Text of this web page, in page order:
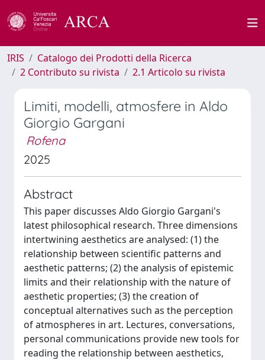
IRIS
Catalogo dei Prodotti della Ricerca
2 Contributo su rivista
2.1 Articolo su rivista
Limiti, modelli, atmosfere in Aldo
Giorgio Gargani
Rofena
2025
Abstract
This paper discusses Aldo Giorgio Gargani's
latest philosophical research. Three dimensions
intertwining aesthetics are analysed: (1) the
relationship between scientific patterns and
aesthetic patterns; (2) the analysis of epistemic
limits and their relationship with the nature of
aesthetic properties; (3) the creation of
conceptual alternatives such as the perception
of atmospheres in art. Lectures, conversations,
personal communications provide new tools for
reading the relationship between aesthetics,